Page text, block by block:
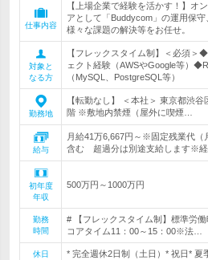
仕事内容
【上場企業で経験を活かす！】オ
アとして「Buddycom」の運用保
様々な課題の解決等をお任せ。
対象と
なる方
【フレックスタイム制】＜必須＞
ェクト経験（AWSやGoogle等）
（MySQL、PostgreSQL等）
勤務地
【転勤なし】 ＜本社＞ 東京都渋
階 ※敷地内禁煙（屋外に喫煙…
給与
月給41万6,667円～※固定残業代（
含む 超過分は別途支給します※経
初年度
年収
500万円～1000万円
勤務
時間
# 【フレックスタイム制】標準労働
コアタイム11：00～15：00※法…
休日
* 完全週休2日制（土日）* 祝日* 夏